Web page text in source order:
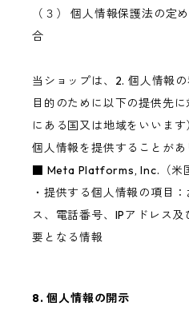
（３） 個人情報保護法の定
合
当ショップは、2. 個人情報
目的のために以下の提供先
にある国又は地域をいいま
個人情報を提供することがあ
■ Meta Platforms, Inc.（米
・提供する個人情報の項目
ス、電話番号、IPアドレス
要となる情報
8. 個人情報の開示